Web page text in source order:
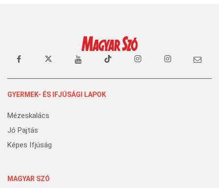
GYERMEK- ÉS IFJÚSÁGI LAPOK
Mézeskalács
Jó Pajtás
Képes Ifjúság
MAGYAR SZÓ